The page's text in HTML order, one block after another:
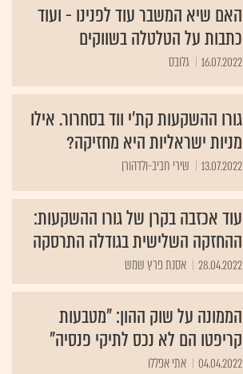
האם שיא המשבר עוד לפנינו - ועוד
כתבות על הטלטלה בשווקים
16.07.2022 גלובס
גורו ההשקעות קת׳י ווד בסחרור. אילו
מניות ישראליות היא מחזיקה?
13.07.2022 שירי חביב-ולדהורן
עוד אכזבה בקרן של גורו ההשקעות:
ההחזקה השלישית בגודלה התרסקה
28.04.2022 אסנת פרץ שמש
הממונה על שוק ההון: "מטבעות
קריפטו הם לא נכס לתיקי פנסיה"
04.04.2022 אתי אפללו